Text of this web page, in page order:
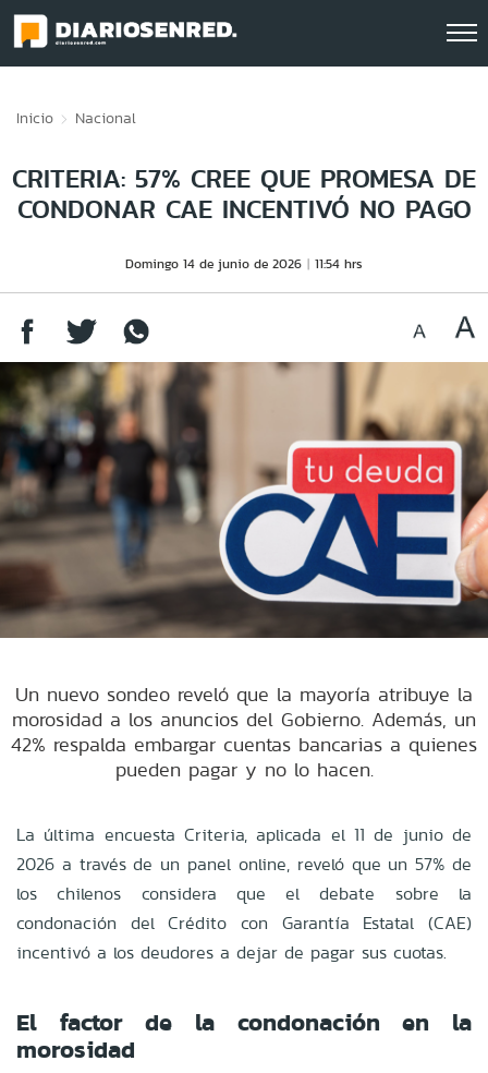
Inicio Nacional
CRITERIA: 57% CREE QUE PROMESA DE
CONDONAR CAE INCENTIVÓ NO PAGO
Domingo 14 de junio de 2026 11:54 hrs
Un nuevo sondeo reveló que la mayoría atribuye la
morosidad a los anuncios del Gobierno. Además, un
42% respalda embargar cuentas bancarias a quienes
pueden pagar y no lo hacen.
La última encuesta Criteria, aplicada el 11 de junio de
2026 a través de un panel online, reveló que un 57% de
los chilenos considera que el debate sobre la
condonación del Crédito con Garantía Estatal (CAE)
incentivó a los deudores a dejar de pagar sus cuotas.
El factor de la condonación en la
morosidad